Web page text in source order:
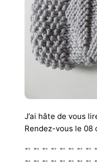
J’ai hâte de vous
Rendez-vous le
➻ ➻ ➻ ➻ ➻ ➻ ➻ ➻
➻ ➻ ➻ ➻ ➻ ➻ ➻ ➻